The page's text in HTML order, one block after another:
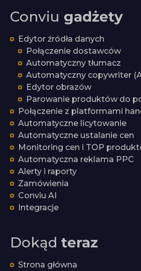
Conviu gadżety
Edytor źródła danych
Połączenie dostawców
Automatyczny tłumacz
Automatyczny copywriter
Edytor obrazów
Parowanie produktów do
Połączenie z platformami
Automatyczne licytowanie
Automatyczne ustalanie cen
Monitoring cen i TOP
Automatyczna reklama PPC
Alerty i raporty
Zamówienia
Conviu AI
Integracje
Dokąd teraz
Strona główna